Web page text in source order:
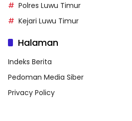
Polres Luwu Timur
Kejari Luwu Timur
Halaman
Indeks Berita
Pedoman Media Siber
Privacy Policy